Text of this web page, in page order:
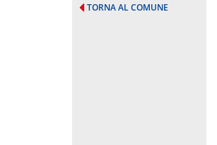
TORNA AL COMUNE